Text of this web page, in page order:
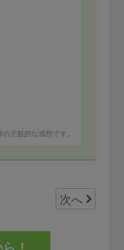
っております。
主観的な感想です。
次へ